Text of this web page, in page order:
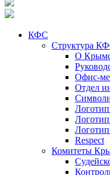
КФС
Структура
О
Офис-
Отдел
Respect
Комитеты